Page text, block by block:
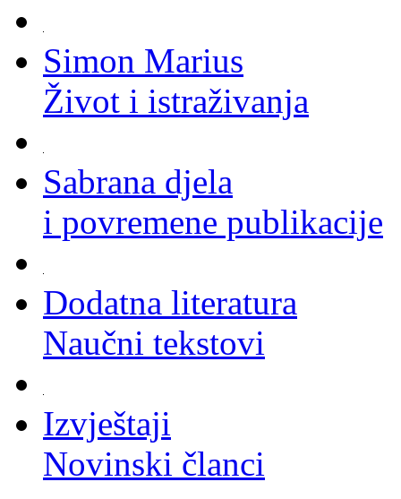
Simon Marius
Život i istraživanja
Sabrana djela
i povremene publikacije
Dodatna literatura
Naučni tekstovi
Izvještaji
Novinski članci